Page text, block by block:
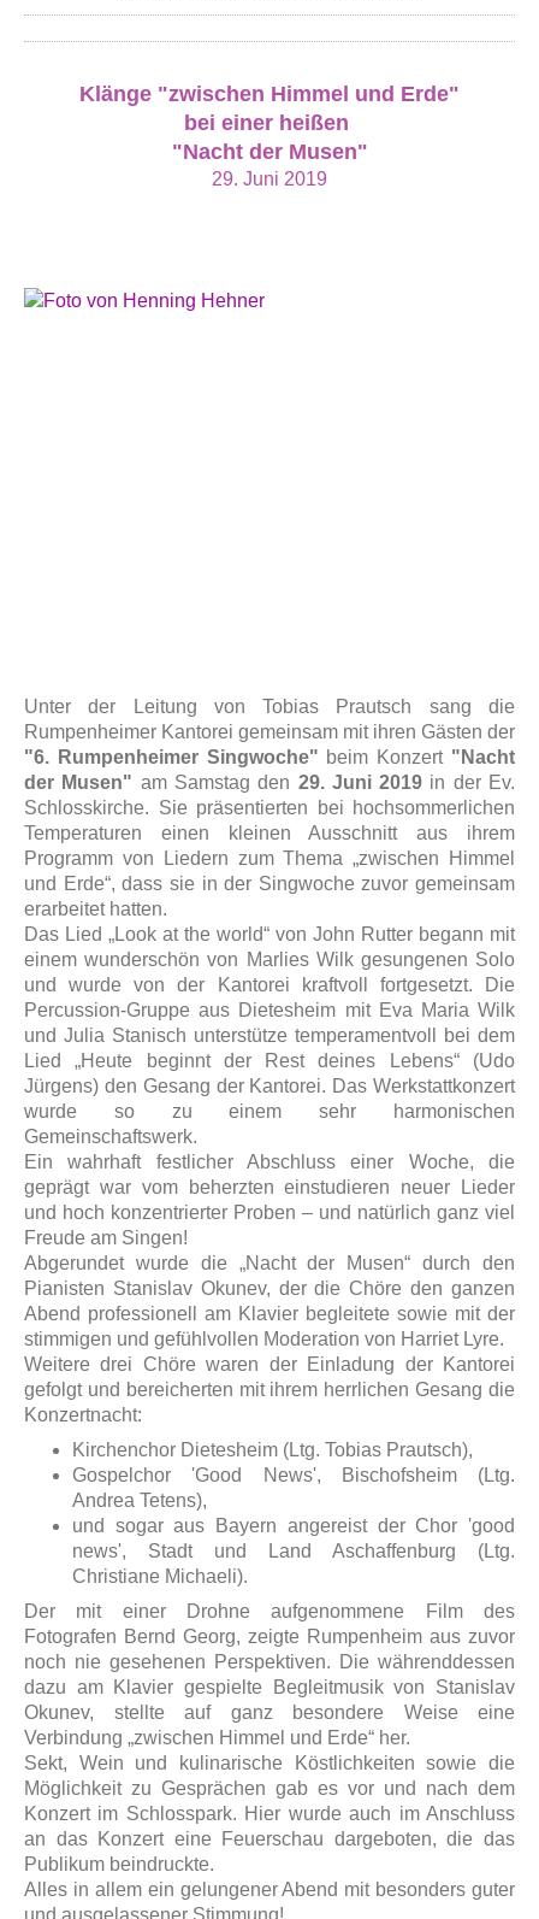
Klänge "zwischen Himmel und Erde"
bei einer heißen
"Nacht der Musen"
29. Juni 2019
Unter der Leitung von Tobias Prautsch sang die
Rumpenheimer Kantorei gemeinsam mit ihren Gästen der
"6. Rumpenheimer Singwoche" beim Konzert "Nacht
der Musen" am Samstag den 29. Juni 2019 in der Ev.
Schlosskirche. Sie präsentierten bei hochsommerlichen
Temperaturen einen kleinen Ausschnitt aus ihrem
Programm von Liedern zum Thema „zwischen Himmel
und Erde“, dass sie in der Singwoche zuvor gemeinsam
erarbeitet hatten.
Das Lied „Look at the world“ von John Rutter begann mit
einem wunderschön von Marlies Wilk gesungenen Solo
und wurde von der Kantorei kraftvoll fortgesetzt. Die
Percussion-Gruppe aus Dietesheim mit Eva Maria Wilk
und Julia Stanisch unterstütze temperamentvoll bei dem
Lied „Heute beginnt der Rest deines Lebens“ (Udo
Jürgens) den Gesang der Kantorei. Das Werkstattkonzert
wurde so zu einem sehr harmonischen
Gemeinschaftswerk.
Ein wahrhaft festlicher Abschluss einer Woche, die
geprägt war vom beherzten einstudieren neuer Lieder
und hoch konzentrierter Proben – und natürlich ganz viel
Freude am Singen!
Abgerundet wurde die „Nacht der Musen“ durch den
Pianisten Stanislav Okunev, der die Chöre den ganzen
Abend professionell am Klavier begleitete sowie mit der
stimmigen und gefühlvollen Moderation von Harriet Lyre.
Weitere drei Chöre waren der Einladung der Kantorei
gefolgt und bereicherten mit ihrem herrlichen Gesang die
Konzertnacht:
Kirchenchor Dietesheim (Ltg. Tobias Prautsch),
Gospelchor 'Good News', Bischofsheim (Ltg.
Andrea Tetens),
und sogar aus Bayern angereist der Chor 'good
news', Stadt und Land Aschaffenburg (Ltg.
Christiane Michaeli).
Der mit einer Drohne aufgenommene Film des
Fotografen Bernd Georg, zeigte Rumpenheim aus zuvor
noch nie gesehenen Perspektiven. Die währenddessen
dazu am Klavier gespielte Begleitmusik von Stanislav
Okunev, stellte auf ganz besondere Weise eine
Verbindung „zwischen Himmel und Erde“ her.
Sekt, Wein und kulinarische Köstlichkeiten sowie die
Möglichkeit zu Gesprächen gab es vor und nach dem
Konzert im Schlosspark. Hier wurde auch im Anschluss
an das Konzert eine Feuerschau dargeboten, die das
Publikum beindruckte.
Alles in allem ein gelungener Abend mit besonders guter
und ausgelassener Stimmung!